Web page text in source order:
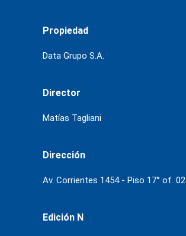
Propiedad
Data Grupo S.A.
Director
Matías Tagliani
Dirección
Av. Corrientes 1454 - Piso 17° of. 02
Edición N